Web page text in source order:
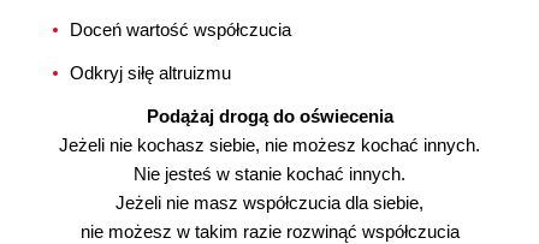
Doceń wartość współczucia
Odkryj siłę altruizmu
Podążaj drogą do oświecenia
Jeżeli nie kochasz siebie, nie możesz kochać innych.
Nie jesteś w stanie kochać innych.
Jeżeli nie masz współczucia dla siebie,
nie możesz w takim razie rozwinąć współczucia